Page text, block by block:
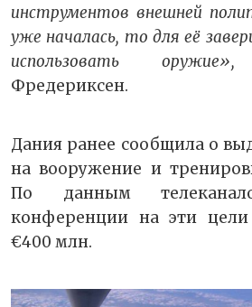
инструментов внешней
уже началась, то для её
использовать
Фредериксен.
Дания ранее сообщила о
на вооружение и
По данным
конференции на эти
€400 млн.